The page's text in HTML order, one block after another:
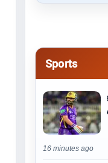
Sports
16 minutes ago